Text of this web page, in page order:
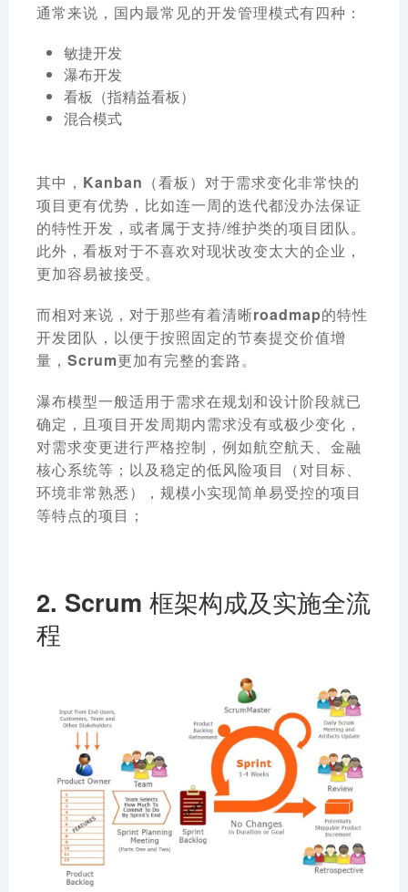
通常来说，国内最常见的开发管理模式有四种：
敏捷开发
瀑布开发
看板（指精益看板）
混合模式
其中， Kanban（看板）对于需求变化非常快的
项目更有优势 ，比如连一周的迭代都没办法保证
的特性开发，或者属于支持/维护类的项目团队。
此外，看板对于不喜欢对现状改变太大的企业，
更加容易被接受。
而相对来说， 对于那些有着清晰roadmap的特性
开发团队，以便于按照固定的节奏提交价值增
量，Scrum更加有完整的套路。
瀑布模型一般适用于需求在规划和设计阶段就已
确定 ，且项目开发周期内需求没有或极少变化，
对需求变更进行严格控制，例如航空航天、金融
核心系统等；以及稳定的低风险项目（对目标、
环境非常熟悉），规模小实现简单易受控的项目
等特点的项目；
2. Scrum 框架构成及实施全流
程